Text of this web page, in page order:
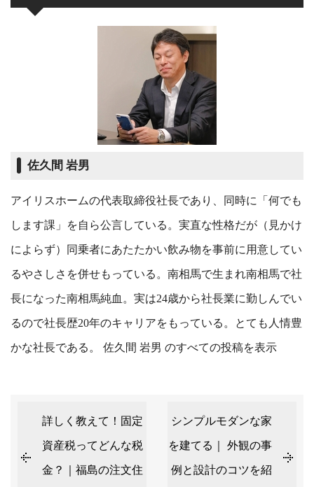
佐久間 岩男
アイリスホームの代表取締役社長であり、同時に「何でも
します課」を自ら公言している。実直な性格だが（見かけ
によらず）同乗者にあたたかい飲み物を事前に用意してい
るやさしさを併せもっている。南相馬で生まれ南相馬で社
長になった南相馬純血。実は24歳から社長業に勤しんでい
るので社長歴20年のキャリアをもっている。とても人情豊
かな社長である。 佐久間 岩男 のすべての投稿を表示
詳しく教えて！固定
資産税ってどんな税
金？｜福島の注文住
シンプルモダンな家
を建てる｜ 外観の事
例と設計のコツを紹